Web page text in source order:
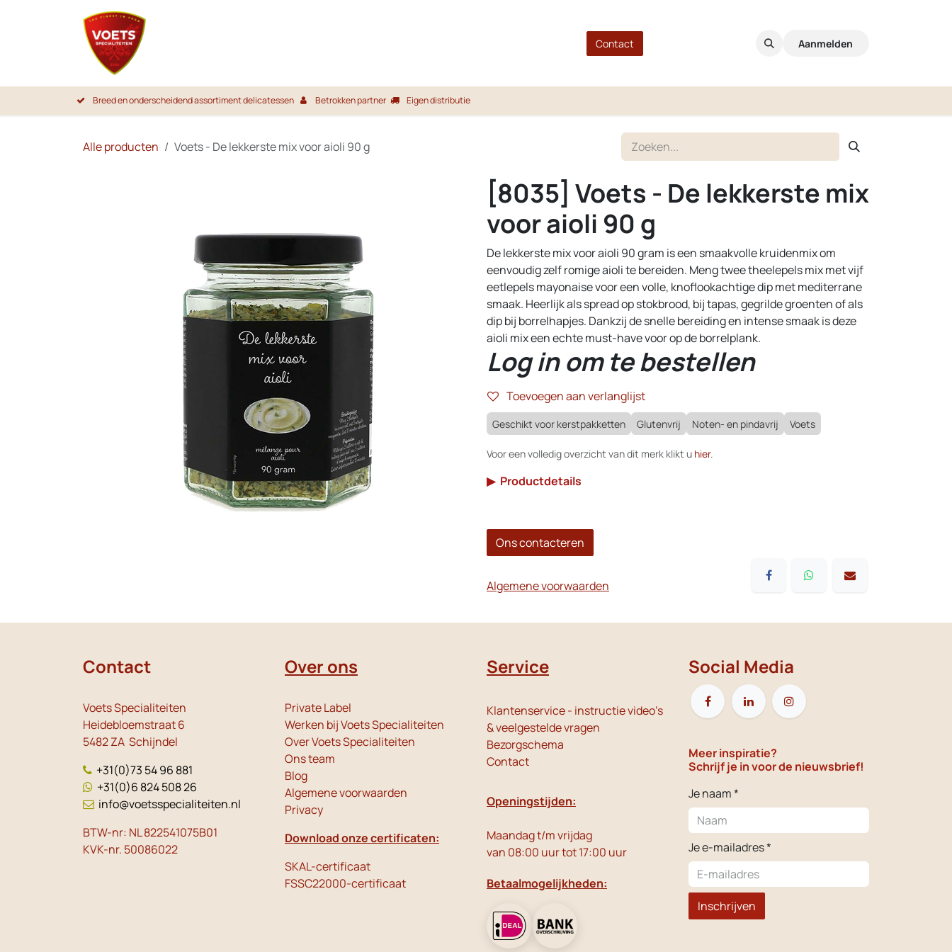
Overslaan naar inhoud
Contact Aanmelden
Breed en onderscheidend assortiment delicatessen Betrokken partner Eigen distributie
Alle producten Voets - De lekkerste mix voor aioli 90 g
[8035] Voets - De lekkerste mix
voor aioli 90 g
De lekkerste mix voor aioli 90 gram is een smaakvolle kruidenmix om
eenvoudig zelf romige aioli te bereiden. Meng twee theelepels mix met vijf
eetlepels mayonaise voor een volle, knoflookachtige dip met mediterrane
smaak. Heerlijk als spread op stokbrood, bij tapas, gegrilde groenten of als
dip bij borrelhapjes. Dankzij de snelle bereiding en intense smaak is deze
aioli mix een echte must-have voor op de borrelplank.
Log in om te bestellen
Toevoegen aan verlanglijst
Geschikt voor kerstpakketten Glutenvrij Noten- en pindavrij Voets
Voor een volledig overzicht van dit merk klikt u hier.
▶ Productdetails
Ons contacteren
Algemene voorwaarden
Contact
Voets Specialiteiten
Heidebloemstraat 6
5482 ZA Schijndel
+31(0)73 54 96 881
+31(0)6 824 508 26
info@voetsspecialiteiten.nl
BTW-nr: NL 822541075B01
KVK-nr. 50086022
Over ons
Private Label
Werken bij Voets Specialiteiten
Over Voets Specialiteiten
Ons team
Blog
Algemene voorwaarden
Privacy
Download onze certificaten:
SKAL-certificaat
FSSC22000-certificaat
Service
Klantenservice - instructie video's
& veelgestelde vragen
Bezorgschema
Contact
Openingstijden:
Maandag t/m vrijdag
van 08:00 uur tot 17:00 uur
Betaalmogelijkheden:
Social Media
Meer inspiratie?
Schrijf je in voor de nieuwsbrief!
Je naam *
Je e-mailadres *
Inschrijven